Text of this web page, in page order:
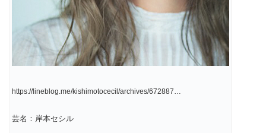
https://lineblog.me/kishimotocecil/archives/672887…
芸名：岸本セシル